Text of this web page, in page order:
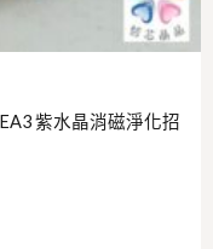
紫水晶消磁淨化招